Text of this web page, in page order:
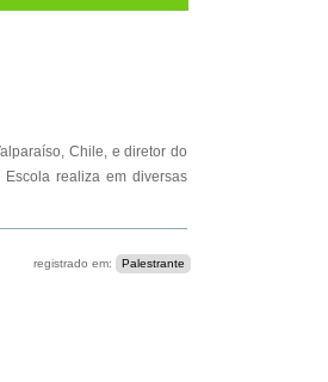
Chile, e diretor do
realiza em diversas
registrado em: Palestrante